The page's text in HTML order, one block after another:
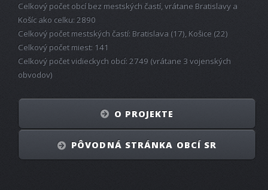
Celkový počet obcí bez mestských častí, vrátane Bratislavy a
Košíc ako celku: 2890
Celkový počet mestských častí: Bratislava (17), Košice (22)
Celkový počet miest: 141
Celkový počet vidieckych obcí: 2749 (vrátane 3 vojenských
obvodov)
O PROJEKTE
PÔVODNÁ STRÁNKA OBCÍ SR